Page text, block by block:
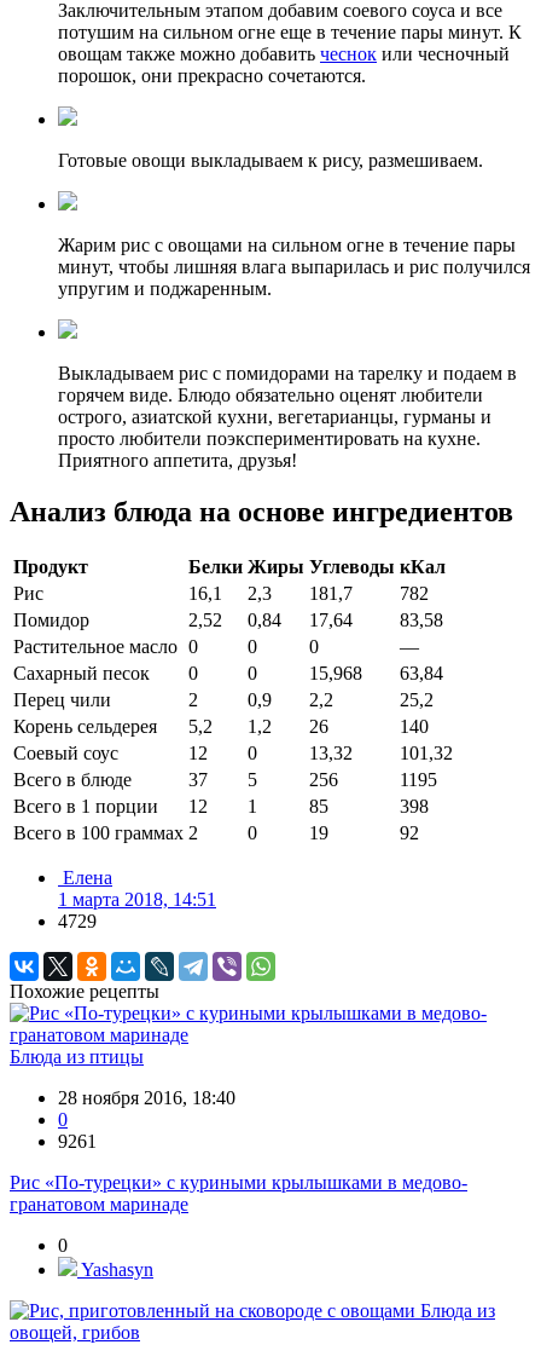
Заключительным этапом добавим соевого соуса и все
потушим на сильном огне еще в течение пары минут. К
овощам также можно добавить чеснок или чесночный
порошок, они прекрасно сочетаются.
Готовые овощи выкладываем к рису, размешиваем.
Жарим рис с овощами на сильном огне в течение пары
минут, чтобы лишняя влага выпарилась и рис получился
упругим и поджаренным.
Выкладываем рис с помидорами на тарелку и подаем в
горячем виде. Блюдо обязательно оценят любители
острого, азиатской кухни, вегетарианцы, гурманы и
просто любители поэкспериментировать на кухне.
Приятного аппетита, друзья!
Анализ блюда на основе ингредиентов
Продукт Белки Жиры Углеводы кКал
Рис
16,1 2,3 181,7
782
Помидор
2,52 0,84 17,64
83,58
Растительное масло 0 0 0
—
Сахарный песок
0 0 15,968
63,84
Перец чили
2 0,9 2,2
25,2
Корень сельдерея
5,2 1,2 26
140
Соевый соус
12 0 13,32
101,32
Всего в блюде
37 5 256
1195
Всего в 1 порции
12 1 85
398
Всего в 100 граммах 2 0 19 92
Елена
1 марта 2018, 14:51
4729
Похожие рецепты
Блюда из птицы
28 ноября 2016, 18:40
0
9261
Рис «По-турецки» с куриными крылышками в медово-
гранатовом маринаде
0
Yashasyn
Блюда из
овощей, грибов